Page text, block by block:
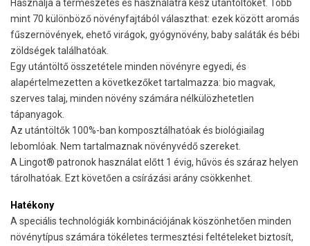
Használja a természetes és használatra kész utántöltőket. Több
mint 70 különböző növényfajtából választhat: ezek között aromás
fűszernövények, ehető virágok, gyógynövény, baby saláták és bébi
zöldségek találhatóak.
Egy utántöltő összetétele minden növényre egyedi, és
alapértelmezetten a következőket tartalmazza: bio magvak,
szerves talaj, minden növény számára nélkülözhetetlen
tápanyagok.
Az utántöltők 100%-ban komposztálhatóak és biológiailag
lebomlóak. Nem tartalmaznak növényvédő szereket.
A Lingot® patronok használat előtt 1 évig, hűvös és száraz helyen
tárolhatóak. Ezt követően a csírázási arány csökkenhet.
Hatékony
A speciális technológiák kombinációjának köszönhetően minden
növénytípus számára tökéletes termesztési feltételeket biztosít,